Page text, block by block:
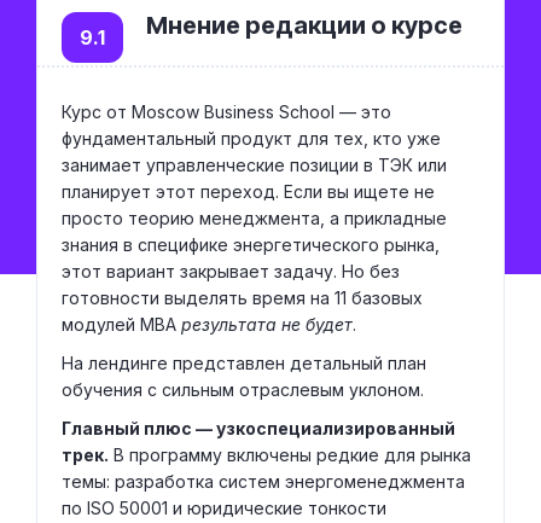
Мнение редакции о курсе
9.1
Курс от Moscow Business School — это
фундаментальный продукт для тех, кто уже
занимает управленческие позиции в ТЭК или
планирует этот переход. Если вы ищете не
просто теорию менеджмента, а прикладные
знания в специфике энергетического рынка,
этот вариант закрывает задачу. Но без
готовности выделять время на 11 базовых
модулей MBA результата не будет.
На лендинге представлен детальный план
обучения с сильным отраслевым уклоном.
Главный плюс — узкоспециализированный
трек. В программу включены редкие для рынка
темы: разработка систем энергоменеджмента
по ISO 50001 и юридические тонкости